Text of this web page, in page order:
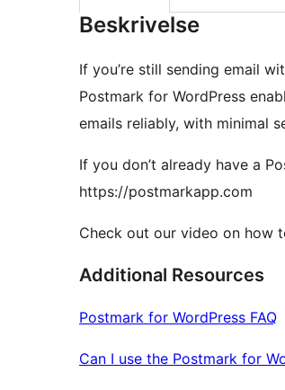
Beskrivelse
If you’re still sending email
Postmark for WordPress
emails reliably, with minimal
If you don’t already have a
https://postmarkapp.com
Check out our video on how
Additional Resources
Postmark for WordPress FAQ
Can I use the Postmark for